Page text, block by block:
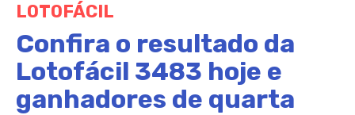
LOTOFÁCIL
Confira o resultado da
Lotofácil 3483 hoje e
ganhadores de quarta